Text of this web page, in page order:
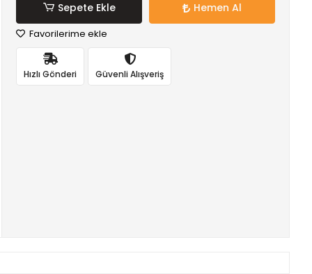
Sepete Ekle Hemen Al
Favorilerime ekle
Hızlı Gönderi Güvenli Alışveriş